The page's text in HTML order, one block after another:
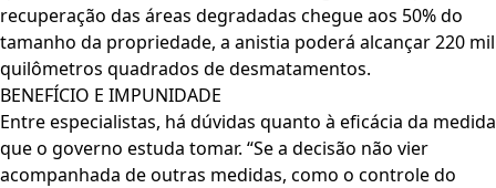
recuperação das áreas degradadas chegue aos 50% do
tamanho da propriedade, a anistia poderá alcançar 220 mil
quilômetros quadrados de desmatamentos.
BENEFÍCIO E IMPUNIDADE
Entre especialistas, há dúvidas quanto à eficácia da medida
que o governo estuda tomar. “Se a decisão não vier
acompanhada de outras medidas, como o controle do